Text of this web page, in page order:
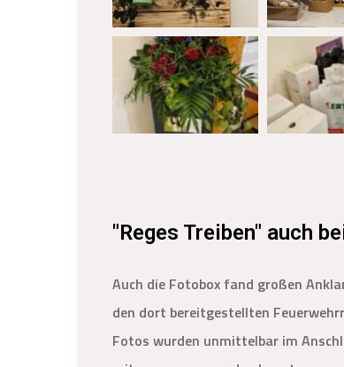
"Reges Treiben" auch
Auch die Fotobox fand großen
den dort bereitgestellten
Fotos wurden unmittelbar im